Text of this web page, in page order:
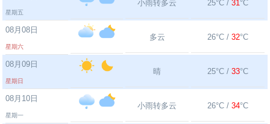
星期五
小雨转多云 25°C / 31°C
08月08日
星期六
多云 26°C / 32°C
08月09日
星期日
晴 25°C / 33°C
08月10日
星期一
小雨转多云 26°C / 34°C